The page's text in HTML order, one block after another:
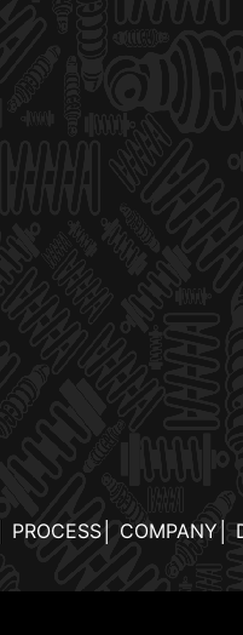
PROCESS COMPANY